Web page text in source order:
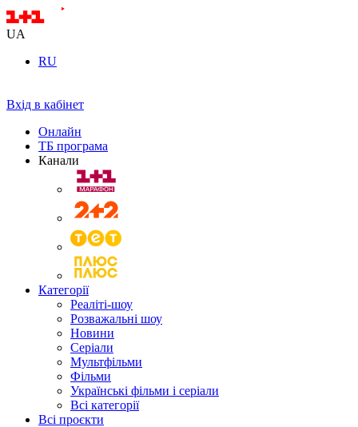
UA
RU
Вхід в кабінет
Онлайн
ТБ програма
Канали
Категорії
Реаліті-шоу
Розважальні шоу
Новини
Серіали
Мультфільми
Фільми
Українські фільми і серіали
Всі категорії
Всі проєкти